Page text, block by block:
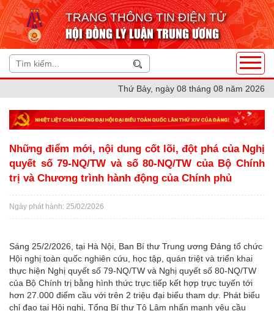
TRANG THÔNG TIN ĐIỆN TỬ
HỘI ĐỒNG LÝ LUẬN TRUNG ƯƠNG
Thứ Bảy, ngày 08 tháng 08 năm 2026
Những điểm mới, nội dung cốt lõi, đột phá của Nghị
quyết số 79-NQ/TW và số 80-NQ/TW của Bộ Chính
trị và Chương trình hành động của Chính phủ
Ngày phát hành: 25/02/2026
Sáng 25/2/2026, tại Hà Nội, Ban Bí thư Trung ương Đảng tổ chức
Hội nghị toàn quốc nghiên cứu, học tập, quán triệt và triển khai
thực hiện Nghị quyết số 79-NQ/TW và Nghị quyết số 80-NQ/TW
của Bộ Chính trị bằng hình thức trực tiếp kết hợp trực tuyến tới
hơn 27.000 điểm cầu với trên 2 triệu đại biểu tham dự. Phát biểu
chỉ đạo tại Hội nghị, Tổng Bí thư Tô Lâm nhấn mạnh yêu cầu